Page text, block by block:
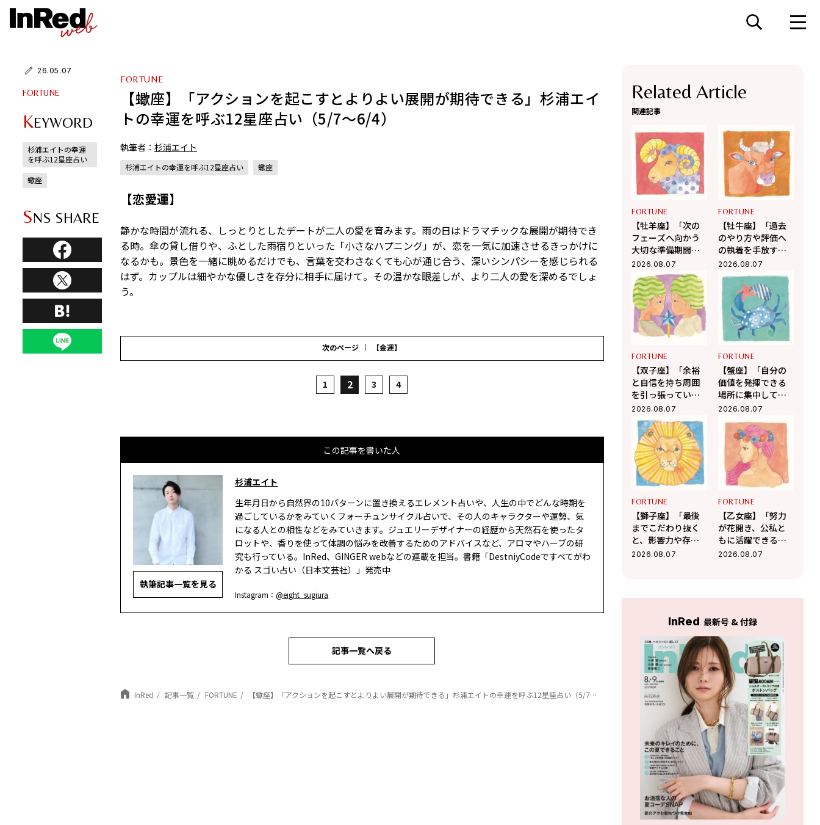
FORTUNE
【蠍座】「アクションを起こすとよりよい展開が期待できる」杉浦エイ
トの幸運を呼ぶ12星座占い（5/7～6/4）
執筆者： 杉浦エイト
杉浦エイトの幸運を呼ぶ12星座占い 蠍座
【恋愛運】
静かな時間が流れる、しっとりとしたデートが二人の愛を育みます。雨の日はドラマチックな展開が期待でき
る時。傘の貸し借りや、ふとした雨宿りといった「小さなハプニング」が、恋を一気に加速させるきっかけに
なるかも。景色を一緒に眺めるだけでも、言葉を交わさなくても心が通じ合う、深いシンパシーを感じられる
はず。カップルは細やかな優しさを存分に相手に届けて。その温かな眼差しが、より二人の愛を深めるでしょ
う。
次のページ 【金運】
1 2 3 4
この記事を書いた人
執筆記事一覧を見る
杉浦エイト
生年月日から自然界の10パターンに置き換えるエレメント占いや、人生の中でどんな時期を
過ごしているかをみていくフォーチュンサイクル占いで、その人のキャラクターや運勢、気
になる人との相性などをみていきます。ジュエリーデザイナーの経歴から天然石を使ったタ
ロットや、香りを使って体調の悩みを改善するためのアドバイスなど、アロマやハーブの研
究も行っている。InRed、GINGER webなどの連載を担当。書籍「DestniyCodeですべてがわ
かる スゴい占い（日本文芸社）」発売中
Instagram：@eight_sugiura
記事一覧へ戻る
InRed 記事一覧 FORTUNE 【蠍座】「アクションを起こすとよりよい展開が期待できる」杉浦エイトの幸運を呼ぶ12星座占い（5/7～6/4）
26.05.07
FORTUNE
KEYWORD
杉浦エイトの幸運
を呼ぶ12星座占い
蠍座
SNS SHARE
Related Article
関連記事
FORTUNE
【牡羊座】「次の
フェーズへ向かう
大切な準備期間」
杉浦エイトの幸運
を呼ぶ12星座占い
（8/7～9/6）
2026.08.07
FORTUNE
【牡牛座】「過去
のやり方や評価へ
の執着を手放す
時」杉浦エイトの
幸運を呼ぶ12星座
占い（8/7～9/6）
2026.08.07
FORTUNE
【双子座】「余裕
と自信を持ち周囲
を引っ張ってい
く」杉浦エイトの
幸運を呼ぶ12星座
占い（8/7～9/6）
2026.08.07
FORTUNE
【蟹座】「自分の
価値を発揮できる
場所に集中して」
杉浦エイトの幸運
を呼ぶ12星座占い
（7/7～8/6）
2026.08.07
FORTUNE
【獅子座】「最後
までこだわり抜く
と、影響力や存在
感が高まる」杉浦
2026.08.07
FORTUNE
【乙女座】「努力
が花開き、公私と
もに活躍できる絶
好調な運気」杉浦
2026.08.07
InRed 最新号 & 付録